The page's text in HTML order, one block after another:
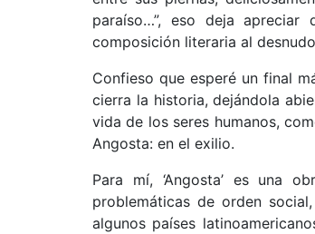
paraíso…”, eso deja
composición literaria al
Confieso que esperé un final
cierra la historia, dejándola
vida de los seres humanos,
Angosta: en el exilio.
Para mí, ‘Angosta’ es una
problemáticas de orden
algunos países